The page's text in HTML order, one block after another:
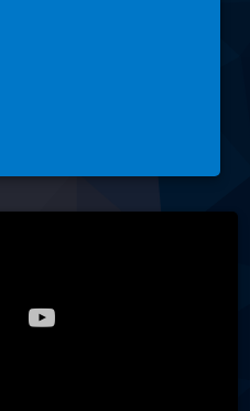
YouTube